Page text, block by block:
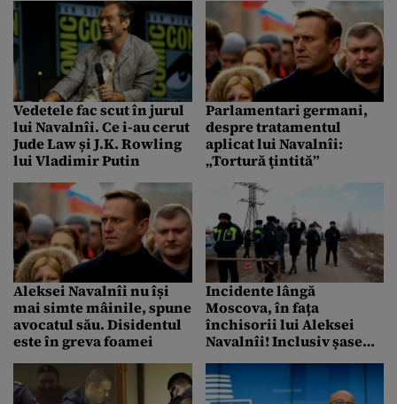
Vedetele fac scut în jurul
lui Navalnîi. Ce i-au cerut
Jude Law și J.K. Rowling
lui Vladimir Putin
Parlamentari germani,
despre tratamentul
aplicat lui Navalnîi:
„Tortură ţintită”
Aleksei Navalnîi nu își
mai simte mâinile, spune
avocatul său. Disidentul
este în greva foamei
Incidente lângă
Moscova, în fața
închisorii lui Aleksei
Navalnîi! Inclusiv șase
în dube din ordinul lui
Vladimir Putin! (VIDEO)